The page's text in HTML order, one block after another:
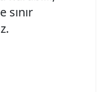
sınır